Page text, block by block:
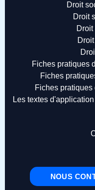
Droit
Droit
Fiches pratiques
Fiches
Fiches
Les textes
NOUS